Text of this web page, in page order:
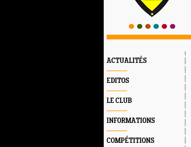
ACTUALITÉS
EDITOS
LE CLUB
INFORMATIONS
COMPÉTITIONS